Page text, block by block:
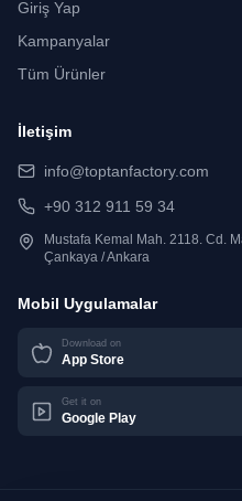
Giriş Yap
Kampanyalar
Tüm Ürünler
İletişim
info@toptanfactory.com
+90 312 911 59 34
Mustafa Kemal Mah. 2118. Cd.
Çankaya / Ankara
Mobil Uygulamalar
Download on
App Store
Get it on
Google Play